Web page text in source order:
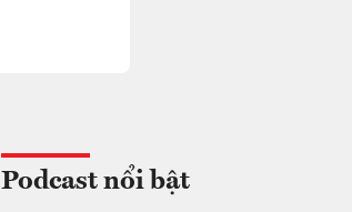
Podcast nổi bật